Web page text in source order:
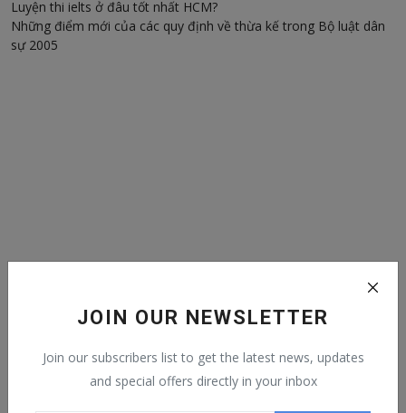
JOIN OUR NEWSLETTER
Join our subscribers list to get the latest news, updates
and special offers directly in your inbox
Luyện thi ielts ở đâu tốt nhất HCM?
Những điểm mới của các quy định về thừa kế trong Bộ luật dân
sự 2005
Follow Us